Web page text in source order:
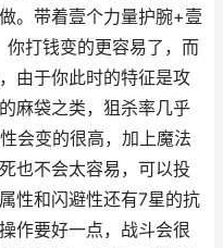
。带着壹个力量护腕+壹
打钱变的更容易了，而
由于你此时的特征是攻
麻袋之类，狙杀率几乎
会变的很高，加上魔法
也不会太容易，可以投
性和闪避性还有7星的抗
作要好一点，战斗会很